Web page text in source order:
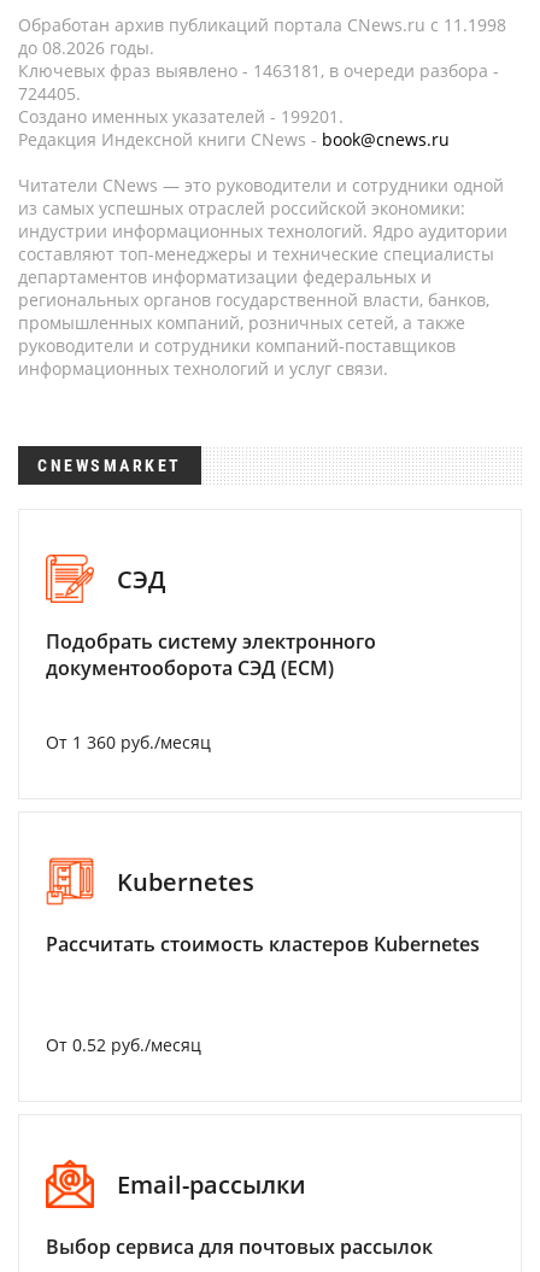
Обработан архив публикаций портала CNews.ru c 11.1998
до 08.2026 годы.
Ключевых фраз выявлено - 1463181, в очереди разбора -
724405.
Создано именных указателей - 199201.
Редакция Индексной книги CNews - book@cnews.ru
Читатели CNews — это руководители и сотрудники одной
из самых успешных отраслей российской экономики:
индустрии информационных технологий. Ядро аудитории
составляют топ-менеджеры и технические специалисты
департаментов информатизации федеральных и
региональных органов государственной власти, банков,
промышленных компаний, розничных сетей, а также
руководители и сотрудники компаний-поставщиков
информационных технологий и услуг связи.
CNEWSMARKET
СЭД
Подобрать систему электронного
документооборота СЭД (ECM)
От 1 360 руб./месяц
Kubernetes
Рассчитать стоимость кластеров Kubernetes
От 0.52 руб./месяц
Email-рассылки
Выбор сервиса для почтовых рассылок